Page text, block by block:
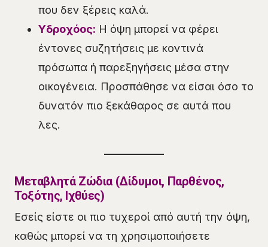
που δεν ξέρεις καλά.
Υδροχόος: Η όψη μπορεί να φέρει
έντονες συζητήσεις με κοντινά
πρόσωπα ή παρεξηγήσεις μέσα στην
οικογένεια. Προσπάθησε να είσαι όσο το
δυνατόν πιο ξεκάθαρος σε αυτά που
λες.
Μεταβλητά Ζώδια (Δίδυμοι, Παρθένος,
Τοξότης, Ιχθύες)
Εσείς είστε οι πιο τυχεροί από αυτή την όψη,
καθώς μπορεί να τη χρησιμοποιήσετε